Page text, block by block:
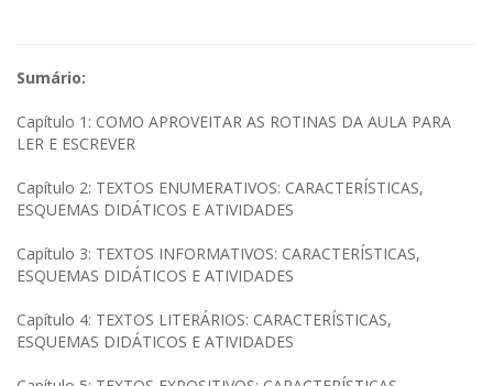
Sumário:
Capítulo 1: COMO APROVEITAR AS ROTINAS DA AULA PARA
LER E ESCREVER
Capítulo 2: TEXTOS ENUMERATIVOS: CARACTERÍSTICAS,
ESQUEMAS DIDÁTICOS E ATIVIDADES
Capítulo 3: TEXTOS INFORMATIVOS: CARACTERÍSTICAS,
ESQUEMAS DIDÁTICOS E ATIVIDADES
Capítulo 4: TEXTOS LITERÁRIOS: CARACTERÍSTICAS,
ESQUEMAS DIDÁTICOS E ATIVIDADES